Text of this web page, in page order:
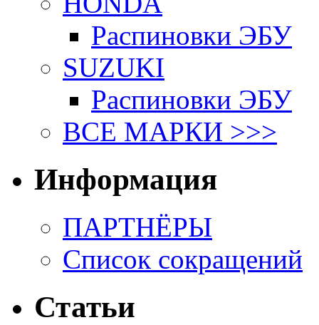
Распиновки ЭБУ
SUZUKI
Распиновки ЭБУ
ВСЕ МАРКИ >>>
Информация
ПАРТНЁРЫ
Список сокращений
Статьи